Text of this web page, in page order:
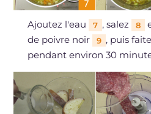
Ajoutez l'eau 7 , salez 8
de poivre noir
9 , puis
pendant environ 30